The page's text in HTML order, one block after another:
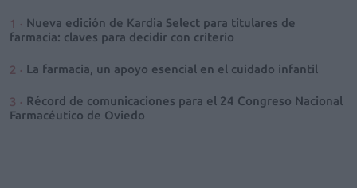
Nueva edición de Kardia Select para titulares de
farmacia: claves para decidir con criterio
La farmacia, un apoyo esencial en el cuidado infantil
Récord de comunicaciones para el 24 Congreso Nacional
Farmacéutico de Oviedo